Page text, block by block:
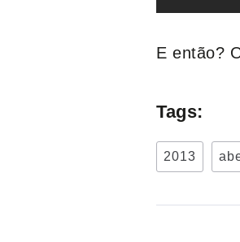
E então?
Tags:
2013